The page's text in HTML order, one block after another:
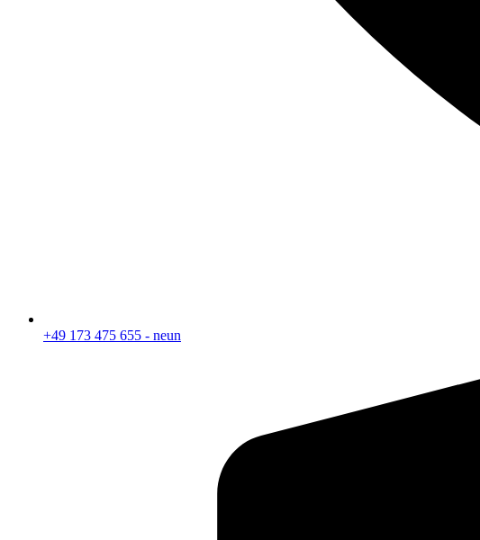
+49 173 475 655 - neun